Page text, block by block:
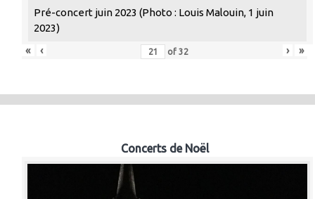
Pré-concert juin 2023 (Photo : Louis Malouin, 1 juin
2023)
«
‹ of 32 › »
Concerts de Noël